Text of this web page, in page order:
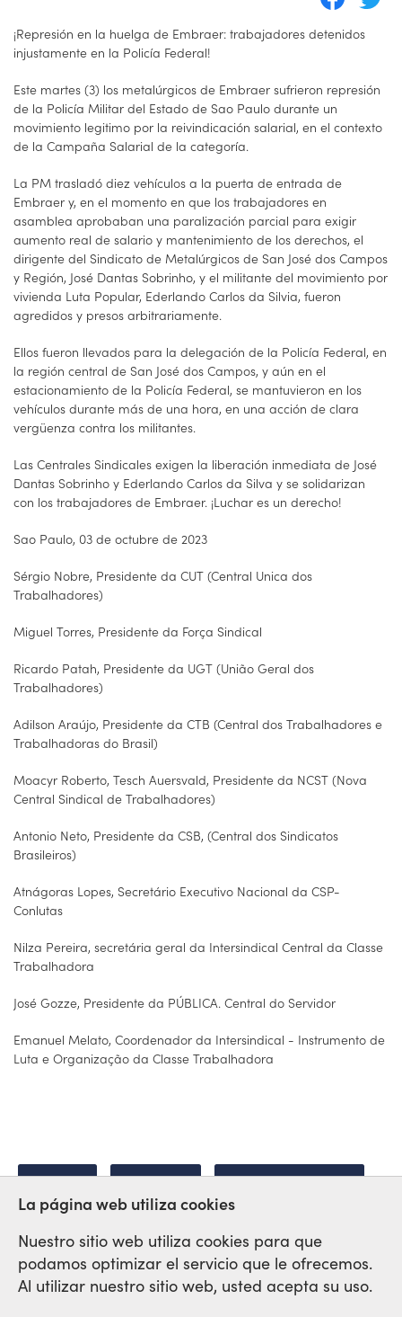
¡Represión en la huelga de Embraer: trabajadores detenidos
injustamente en la Policía Federal!
Este martes (3) los metalúrgicos de Embraer sufrieron represión
de la Policía Militar del Estado de Sao Paulo durante un
movimiento legitimo por la reivindicación salarial, en el contexto
de la Campaña Salarial de la categoría.
La PM trasladó diez vehículos a la puerta de entrada de
Embraer y, en el momento en que los trabajadores en
asamblea aprobaban una paralización parcial para exigir
aumento real de salario y mantenimiento de los derechos, el
dirigente del Sindicato de Metalúrgicos de San José dos Campos
y Región, José Dantas Sobrinho, y el militante del movimiento por
vivienda Luta Popular, Ederlando Carlos da Silvia, fueron
agredidos y presos arbitrariamente.
Ellos fueron llevados para la delegación de la Policía Federal, en
la región central de San José dos Campos, y aún en el
estacionamiento de la Policía Federal, se mantuvieron en los
vehículos durante más de una hora, en una acción de clara
vergüenza contra los militantes.
Las Centrales Sindicales exigen la liberación inmediata de José
Dantas Sobrinho y Ederlando Carlos da Silva y se solidarizan
con los trabajadores de Embraer. ¡Luchar es un derecho!
Sao Paulo, 03 de octubre de 2023
Sérgio Nobre, Presidente da CUT (Central Unica dos
Trabalhadores)
Miguel Torres, Presidente da Força Sindical
Ricardo Patah, Presidente da UGT (União Geral dos
Trabalhadores)
Adilson Araújo, Presidente da CTB (Central dos Trabalhadores e
Trabalhadoras do Brasil)
Moacyr Roberto, Tesch Auersvald, Presidente da NCST (Nova
Central Sindical de Trabalhadores)
Antonio Neto, Presidente da CSB, (Central dos Sindicatos
Brasileiros)
Atnágoras Lopes, Secretário Executivo Nacional da CSP-
Conlutas
Nilza Pereira, secretária geral da Intersindical Central da Classe
Trabalhadora
José Gozze, Presidente da PÚBLICA. Central do Servidor
Emanuel Melato, Coordenador da Intersindical - Instrumento de
Luta e Organização da Classe Trabalhadora
HUELGA EMBRAER CRIMINALIZACION
Red Sindical Internacional
La página web utiliza cookies
Nuestro sitio web utiliza cookies para que
podamos optimizar el servicio que le ofrecemos.
Al utilizar nuestro sitio web, usted acepta su uso.